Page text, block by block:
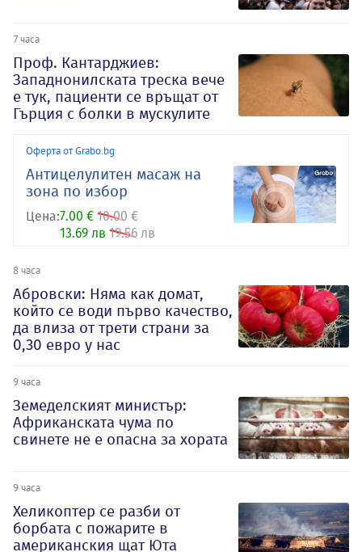
7 часа
Проф. Кантарджиев:
Западнонилската треска вече
е тук, пациенти се връщат от
Гърция с болки в мускулите
Оферта от Grabo.bg
Антицелулитен масаж на
зона по избор
Цена:7.00 € 10.00 €
13.69 лв 19.56 лв
8 часа
Абровски: Няма как домат,
който се води първо качество,
да влиза от трети страни за
0,30 евро у нас
9 часа
Земеделският министър:
Африканската чума по
свинете не е опасна за хората
9 часа
Хеликоптер се разби от
борбата с пожарите в
американския щат Юта